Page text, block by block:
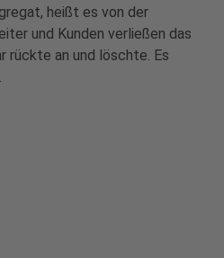
heißt es von der
und Kunden verließen das
rückte an und löschte. Es